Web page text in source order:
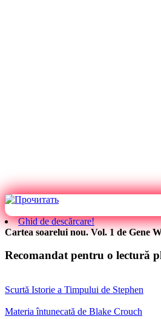
Ghid de descărcare!
Cartea soarelui nou. Vol. 1 de Gene
Recomandat pentru o lectură
Scurtă Istorie a Timpului de Stephen
Materia întunecată de Blake Crouch